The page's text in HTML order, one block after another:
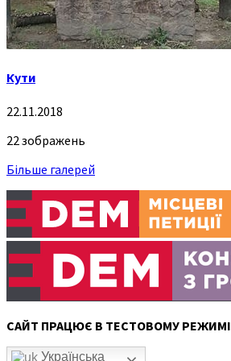
Кути
22.11.2018
22 зображень
Більше галерей
САЙТ ПРАЦЮЄ В ТЕСТОВОМУ РЕЖИМІ
Українська